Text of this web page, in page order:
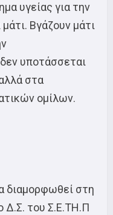
υγείας για την
Βγάζουν μάτι
υποτάσσεται
στα
ομίλων.
διαμορφωθεί στη
Δ.Σ. του Σ.Ε.ΤΗ.Π